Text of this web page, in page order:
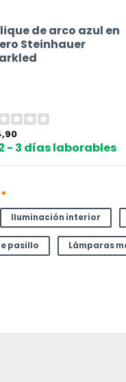
nosotros por
linea.es
de arco azul en
Steinhauer
- 3 días laborables
Iluminación interior
pasillo Lámparas